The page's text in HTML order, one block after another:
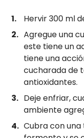
Hervir 300 ml
Agregue una
este tiene un
tiene una
cucharada de
antioxidantes.
Deje enfriar,
ambiente
Cubra con